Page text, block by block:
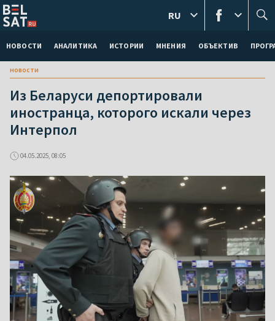
НОВОСТИ АНАЛИТИКА ИСТОРИИ МНЕНИЯ ОБЪЕКТИВ
RU
новости
Из Беларуси депортировали
иностранца, которого искали через
Интерпол
04.05.2025, 08:05